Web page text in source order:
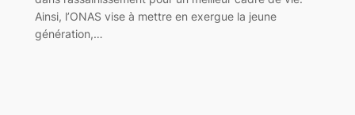
Ainsi, l’ONAS vise à mettre en exergue la jeune
génération,…